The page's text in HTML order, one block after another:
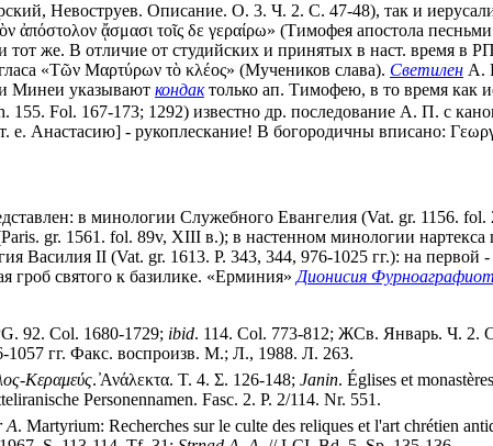
Невоструев. Описание. О. 3. Ч. 2. С. 47-48), так и
ᾄσμασι τοῖς δε γεραίρω» (Тимофея апостола
же. В отличие от студийских и принятых в наст. время
«Τῶν Μαρτύρων τὸ κλέος» (Мучеников слава). Светилен А.
Минеи указывают кондактолько ап. Тимофею, в то время как
155. Fol. 167-173; 1292) известно др. последование А. П. с
Анастасию] - рукоплескание! В богородичны вписано:
в минологии Служебного Евангелия (Vat. gr. 1156.
gr. 1561. fol. 89v, XIII в.); в настенном минологии нартекса
II (Vat. gr. 1613. P. 343, 344, 976-1025 гг.): на первой
святого к базилике. «Ерминия» Дионисия
92. Col. 1680-1729; ibid. 114. Col. 773-812; ЖСв. Январь. Ч. 2.
гг. Факс. воспроизв. М.; Л., 1988. Л. 263.
Κεραμεύς. ̓Ανάλεκτα. Τ. 4. Σ. 126-148; Janin. Églises et
Personennamen. Fasс. 2. P. 2/114. Nr. 551.
A. Martyrium: Recherches sur le culte des reliques et l'art chrétien